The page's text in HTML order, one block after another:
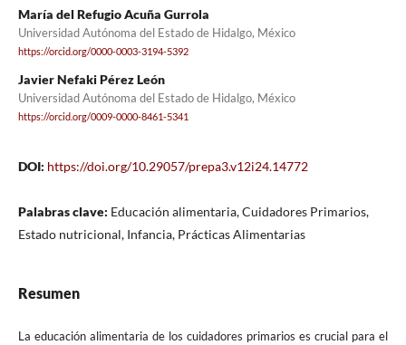
María del Refugio Acuña Gurrola
Universidad Autónoma del Estado de Hidalgo, México
https://orcid.org/0000-0003-3194-5392
Javier Nefaki Pérez León
Universidad Autónoma del Estado de Hidalgo, México
https://orcid.org/0009-0000-8461-5341
DOI: https://doi.org/10.29057/prepa3.v12i24.14772
Palabras clave: Educación alimentaria, Cuidadores Primarios,
Estado nutricional, Infancia, Prácticas Alimentarias
Resumen
La educación alimentaria de los cuidadores primarios es crucial para el